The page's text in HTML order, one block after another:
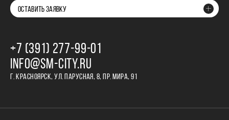
ОСТАВИТЬ ЗАЯВКУ
+7 (391) 277‒99‒01
INFO@SM-CITY.RU
Г. КРАСНОЯРСК, УЛ. ПАРУСНАЯ, 8, ПР. МИРА, 91